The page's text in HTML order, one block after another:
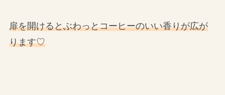
扉を開けるとぶわっとコーヒーのいい香りが広が
ります♡